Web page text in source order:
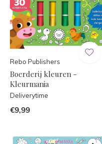
Rebo Publishers
Boerderij kleuren -
Kleurmania
Deliverytime
€9,99